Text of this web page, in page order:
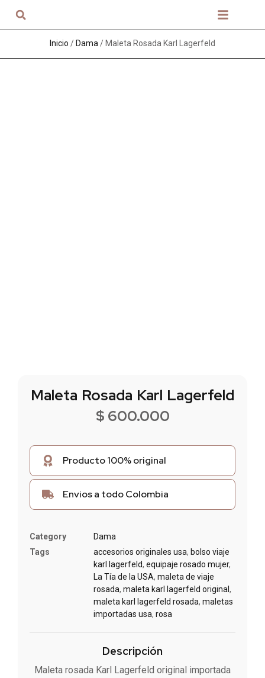
Inicio / Dama / Maleta Rosada Karl Lagerfeld
Maleta Rosada Karl Lagerfeld
$ 600.000
Producto 100% original
Envios a todo Colombia
Category
Dama
Tags
accesorios originales usa, bolso viaje
karl lagerfeld, equipaje rosado mujer,
La Tía de la USA, maleta de viaje
rosada, maleta karl lagerfeld original,
maleta karl lagerfeld rosada, maletas
importadas usa, rosa
Descripción
Maleta rosada Karl Lagerfeld original importada